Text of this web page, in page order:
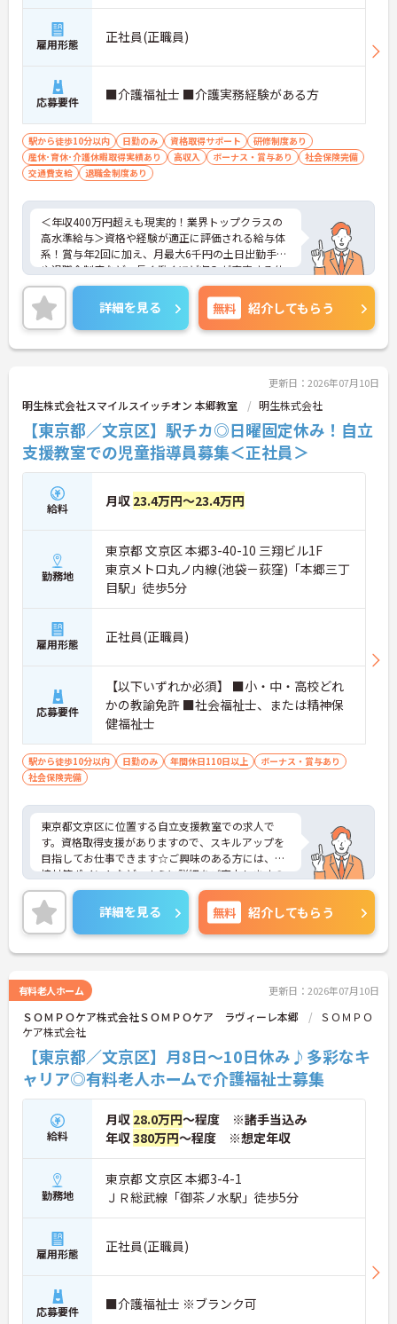
雇用形態 正社員(正職員)
応募要件 ■介護福祉士 ■介護実務経験がある方
駅から徒歩10分以内 日勤のみ 資格取得サポート
研修制度あり
産休･育休･介護休暇取得実績あり
高収入 ボーナス・賞与あり
社会保険完備
交通費支給
退職金制度あり
＜年収400万円超えも現実的！業界トップクラスの
高水準給与＞資格や経験が適正に評価される給与体
系！賞与年2回に加え、月最大6千円の土日出勤手当
や退職金制度など、長く働くほど収入が安定する仕
組みが整っています
＜スマホ1台で完結！ICT活用で記録業務の負担を大
幅カット＞日々の記録やシフト確認はすべて自社開
発のスマホアプリで行えるため、手書き書類の作成
に追われることはありません。事務作業が効率化♪
＜「夜勤なし」で管理者・スペシャリストを目指せ
る明確なキャリアパス＞訪問介護のため夜勤がな
く、完全週休2日制で生活リズムを整えながら働け
ます。現場のプロとして極める道、マネジメント職
へ進む道とキャリアプランも多様化しています。
詳細を見る 無料 紹介してもらう
更新日：2026年07月10日
明生株式会社スマイルスイッチオン 本郷教室 明生株式会社
【東京都／文京区】駅チカ◎日曜固定休み！自立
支援教室での児童指導員募集＜正社員＞
給料 月収 23.4万円～23.4万円
勤務地
東京都 文京区 本郷3-40-10 三翔ビル1F
東京メトロ丸ノ内線(池袋－荻窪)「本郷三丁
目駅」徒歩5分
雇用形態 正社員(正職員)
応募要件
【以下いずれか必須】 ■小・中・高校どれ
かの教諭免許 ■社会福祉士、または精神保
健福祉士
駅から徒歩10分以内 日勤のみ 年間休日110日以上
ボーナス・賞与あり
社会保険完備
東京都文京区に位置する自立支援教室での求人で
す。資格取得支援がありますので、スキルアップを
目指してお仕事できます☆ご興味のある方には、面
接対策ポイントなど、さらに詳細をご案内しますの
でお気軽にご相談ください！
詳細を見る 無料 紹介してもらう
有料老人ホーム 更新日：2026年07月10日
ＳＯＭＰＯケア株式会社ＳＯＭＰＯケア ラヴィーレ本郷
ＳＯＭＰＯ
ケア株式会社
【東京都／文京区】月8日～10日休み♪多彩なキ
ャリア◎有料老人ホームで介護福祉士募集
給料
月収 28.0万円～程度 ※諸手当込み
年収380万円～程度 ※想定年収
勤務地
東京都 文京区 本郷3-4-1
ＪＲ総武線「御茶ノ水駅」徒歩5分
雇用形態 正社員(正職員)
応募要件 ■介護福祉士 ※ブランク可